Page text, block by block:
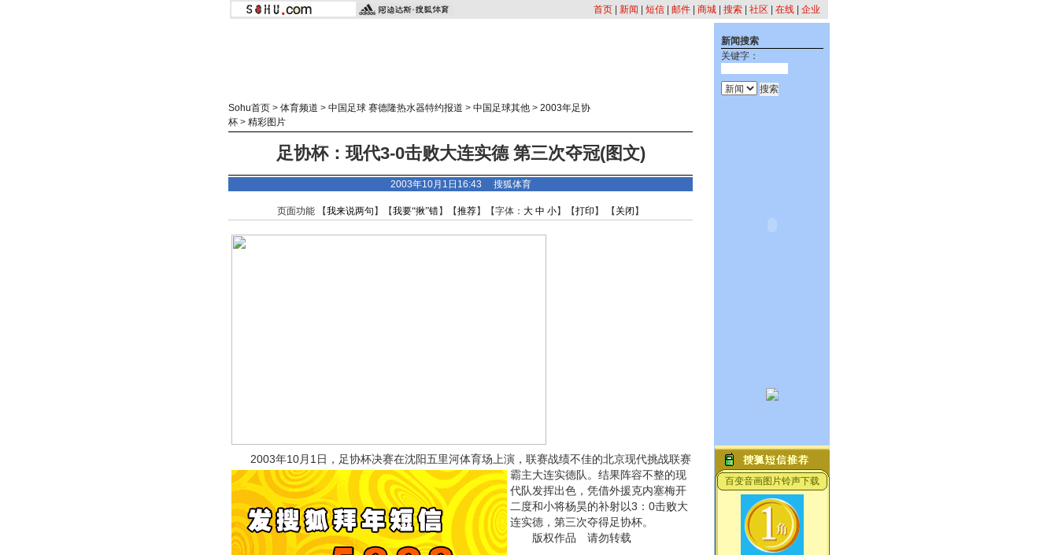
首页 新闻 短信 邮件 商城 搜索 社区 在线 企业
Sohu首页 > 体育频道 > 中国足球 赛德隆热水器特约报道 > 中国足球其他 > 2003年足协
杯 > 精彩图片
足协杯：现代3-0击败大连实德 第三次夺冠(图文)
2003年10月1日16:43 搜狐体育
页面功能 【我来说两句 】【我要“揪”错】【推荐】【字体： 大 中 小】【打印 】 【 关闭 】
2003年10月1日，足协杯决赛在沈阳五里河体育场上演，联赛战绩不佳的北京现代挑战联赛
霸主大连实德队。 结果阵容不整的现
代队发挥出色，凭借外援克内塞梅开
二度和小将杨昊的补射以3：0击败大
连实德，第三次夺得足协杯。
版权作品 请勿转载
新闻搜索
关键字：
百变音画图片铃声下载